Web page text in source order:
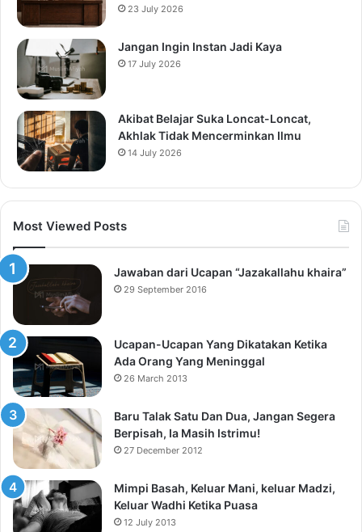
23 July 2026
Jangan Ingin Instan Jadi Kaya
17 July 2026
Akibat Belajar Suka Loncat-Loncat,
Akhlak Tidak Mencerminkan Ilmu
14 July 2026
Most Viewed Posts
Jawaban dari Ucapan “Jazakallahu khaira”
29 September 2016
Ucapan-Ucapan Yang Dikatakan Ketika
Ada Orang Yang Meninggal
26 March 2013
Baru Talak Satu Dan Dua, Jangan Segera
Berpisah, Ia Masih Istrimu!
27 December 2012
Mimpi Basah, Keluar Mani, keluar Madzi,
Keluar Wadhi Ketika Puasa
12 July 2013